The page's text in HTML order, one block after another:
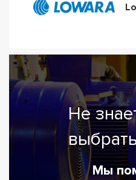
Не
Мы